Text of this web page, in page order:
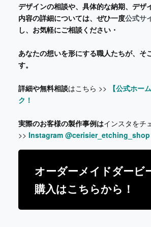
デザインの相談や、具体的な納期、デザ
内容の詳細については、ぜひ一度公式サ
し、お気軽にご相談ください・
あなたの想いを形にする職人たちが、そ
す。
詳細や無料相談はこちら >>
【公式ホー
ク！
実際のお客様の製作事例はインスタをチ
>> Instagram @cerisier_etching_shop
オーダーメイドダービ
購入はこちらから！